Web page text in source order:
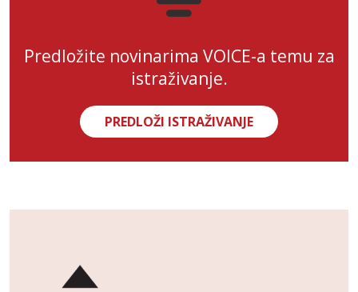
Predložite novinarima VOICE-a temu za
istraživanje.
PREDLOŽI ISTRAŽIVANJE